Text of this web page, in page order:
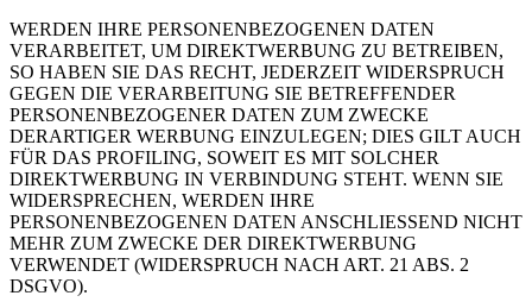
WERDEN IHRE PERSONENBEZOGENEN DATEN
VERARBEITET, UM DIREKTWERBUNG ZU BETREIBEN,
SO HABEN SIE DAS RECHT, JEDERZEIT WIDERSPRUCH
GEGEN DIE VERARBEITUNG SIE BETREFFENDER
PERSONENBEZOGENER DATEN ZUM ZWECKE
DERARTIGER WERBUNG EINZULEGEN; DIES GILT AUCH
FÜR DAS PROFILING, SOWEIT ES MIT SOLCHER
DIREKTWERBUNG IN VERBINDUNG STEHT. WENN SIE
WIDERSPRECHEN, WERDEN IHRE
PERSONENBEZOGENEN DATEN ANSCHLIESSEND NICHT
MEHR ZUM ZWECKE DER DIREKTWERBUNG
VERWENDET (WIDERSPRUCH NACH ART. 21 ABS. 2
DSGVO).